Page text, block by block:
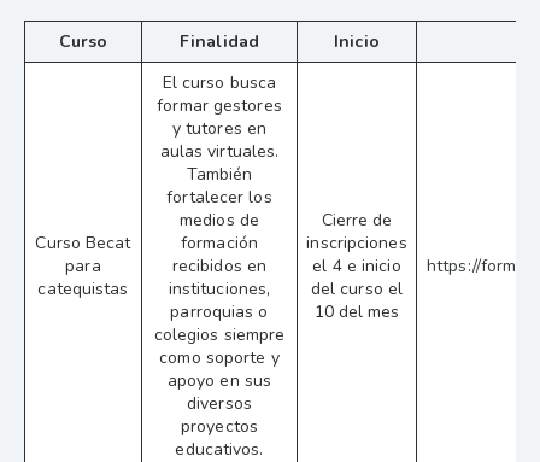
Curso Finalidad Inicio
Curso Becat
para
catequistas
El curso busca
formar gestores
y tutores en
aulas virtuales.
También
fortalecer los
medios de
formación
recibidos en
instituciones,
parroquias o
colegios siempre
como soporte y
apoyo en sus
diversos
proyectos
educativos.
Cierre de
inscripciones
el 4 e inicio
del curso el
10 del mes
https://